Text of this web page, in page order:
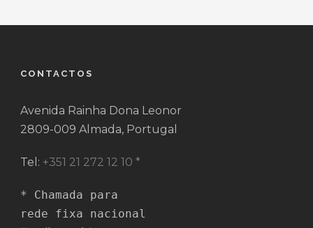
CONTACTOS
Avenida Rainha Dona Leonor
2809-009 Almada, Portugal
Tel: +351 21 272 12 10 *
* Chamada para
rede fixa nacional